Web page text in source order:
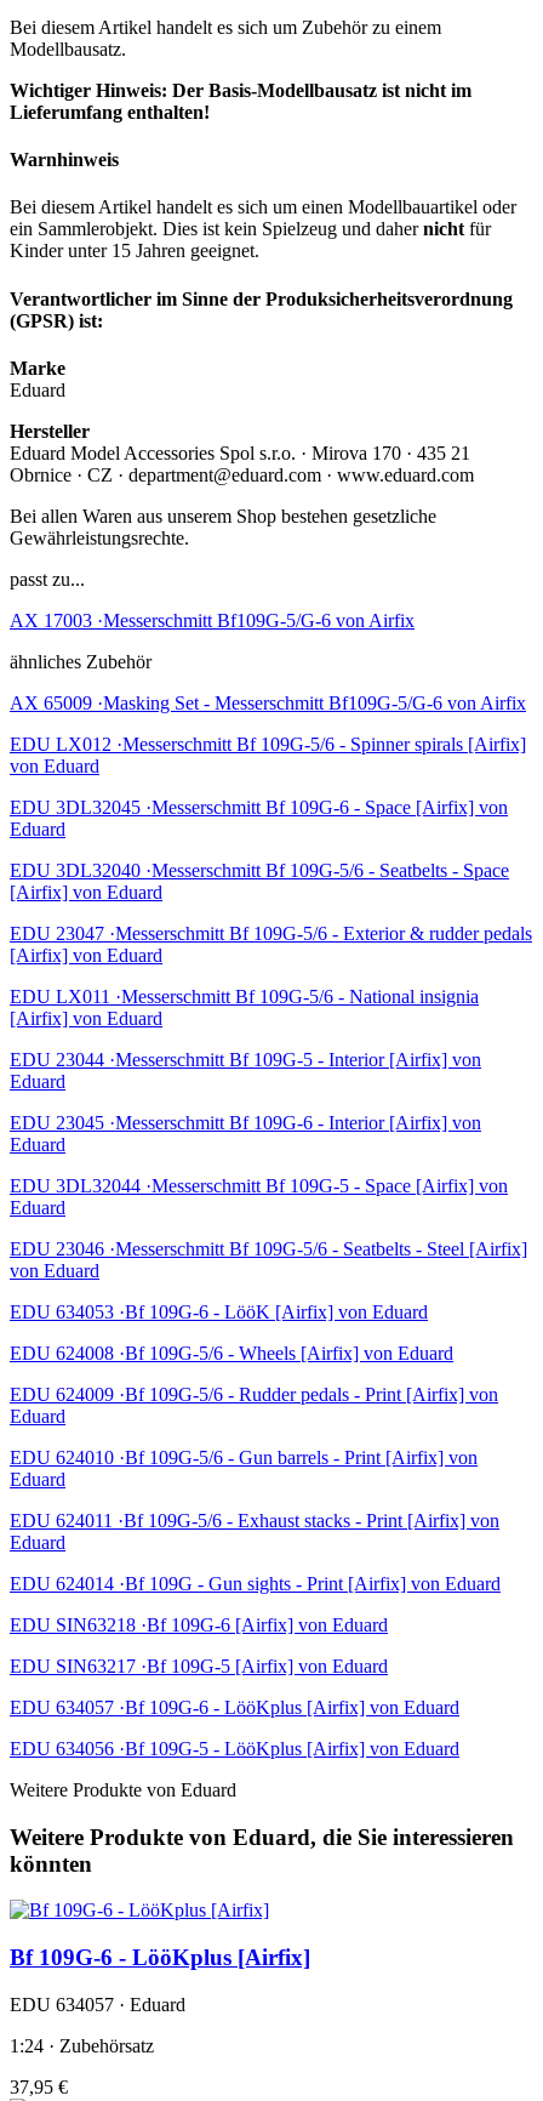
Bei diesem Artikel handelt es sich um Zubehör zu einem
Modellbausatz.
Wichtiger Hinweis: Der Basis-Modellbausatz ist nicht im
Lieferumfang enthalten!
Warnhinweis
Bei diesem Artikel handelt es sich um einen Modellbauartikel oder
ein Sammlerobjekt. Dies ist kein Spielzeug und dahernicht für
Kinder unter 15 Jahren geeignet.
Verantwortlicher im Sinne der Produksicherheitsverordnung
(GPSR) ist:
Marke
Eduard
Hersteller
Eduard Model Accessories Spol s.r.o. · Mirova 170 · 435 21
Obrnice · CZ · department@eduard.com · www.eduard.com
Bei allen Waren aus unserem Shop bestehen gesetzliche
Gewährleistungsrechte.
passt zu...
AX 17003 ·Messerschmitt Bf109G-5/G-6 von Airfix
ähnliches Zubehör
AX 65009 ·Masking Set - Messerschmitt Bf109G-5/G-6 von Airfix
EDU LX012 ·Messerschmitt Bf 109G-5/6 - Spinner spirals [Airfix]
von Eduard
EDU 3DL32045 ·Messerschmitt Bf 109G-6 - Space [Airfix] von
Eduard
EDU 3DL32040 ·Messerschmitt Bf 109G-5/6 - Seatbelts - Space
[Airfix] von Eduard
EDU 23047 ·Messerschmitt Bf 109G-5/6 - Exterior & rudder pedals
[Airfix] von Eduard
EDU LX011 ·Messerschmitt Bf 109G-5/6 - National insignia
[Airfix] von Eduard
EDU 23044 ·Messerschmitt Bf 109G-5 - Interior [Airfix] von
Eduard
EDU 23045 ·Messerschmitt Bf 109G-6 - Interior [Airfix] von
Eduard
EDU 3DL32044 ·Messerschmitt Bf 109G-5 - Space [Airfix] von
Eduard
EDU 23046 ·Messerschmitt Bf 109G-5/6 - Seatbelts - Steel [Airfix]
von Eduard
EDU 634053 ·Bf 109G-6 - LööK [Airfix] von Eduard
EDU 624008 ·Bf 109G-5/6 - Wheels [Airfix] von Eduard
EDU 624009 ·Bf 109G-5/6 - Rudder pedals - Print [Airfix] von
Eduard
EDU 624010 ·Bf 109G-5/6 - Gun barrels - Print [Airfix] von
Eduard
EDU 624011 ·Bf 109G-5/6 - Exhaust stacks - Print [Airfix] von
Eduard
EDU 624014 ·Bf 109G - Gun sights - Print [Airfix] von Eduard
EDU SIN63218 ·Bf 109G-6 [Airfix] von Eduard
EDU SIN63217 ·Bf 109G-5 [Airfix] von Eduard
EDU 634057 ·Bf 109G-6 - LööKplus [Airfix] von Eduard
EDU 634056 ·Bf 109G-5 - LööKplus [Airfix] von Eduard
Weitere Produkte von Eduard
Weitere Produkte von Eduard, die Sie interessieren
könnten
Bf 109G-6 - LööKplus [Airfix]
EDU 634057 · Eduard
1:24 · Zubehörsatz
37,95 €